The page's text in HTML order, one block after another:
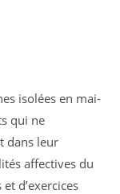
isolées en mai­
qui ne
dans leur
affectives du
d’exercices